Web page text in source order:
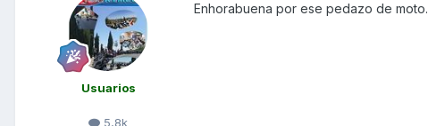
Usuarios
5,8k
Enhorabuena por ese pedazo de moto.